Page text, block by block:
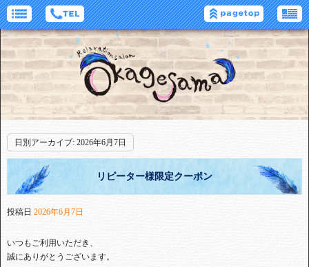
日別アーカイブ: 2026年6月7日
リピーター様限定クーポン
投稿日 2026年6月7日
いつもご利用いただき、
誠にありがとうございます。